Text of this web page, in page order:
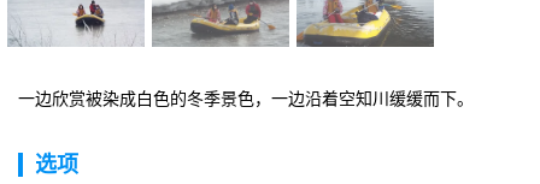
一边欣赏被染成白色的冬季景色，一边沿着空知川缓缓而下。
选项